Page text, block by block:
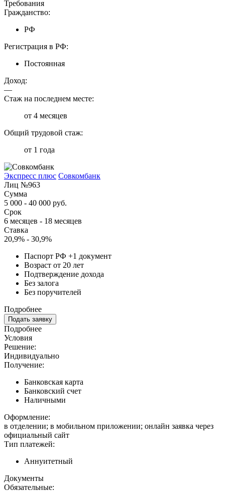
Требования
Гражданство:
РФ
Регистрация в РФ:
Постоянная
Доход:
—
Стаж на последнем месте:
от 4 месяцев
Общий трудовой стаж:
от 1 года
Экспресс плюс Совкомбанк
Лиц №963
Сумма
5 000 - 40 000 руб.
Срок
6 месяцев - 18 месяцев
Ставка
20,9% - 30,9%
Паспорт РФ +1 документ
Возраст от 20 лет
Подтверждение дохода
Без залога
Без поручителей
Подробнее
Подать заявку
Подробнее
Условия
Решение:
Индивидуально
Получение:
Банковская карта
Банковский счет
Наличными
Оформление:
в отделении; в мобильном приложении; онлайн заявка через
официальный сайт
Тип платежей:
Аннуитетный
Документы
Обязательные: